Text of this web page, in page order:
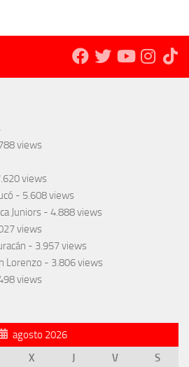
views
views
- 5.608 views
Juniors - 4.888 views
views
- 3.957 views
Lorenzo - 3.806 views
views
agosto 2026
X J V
S